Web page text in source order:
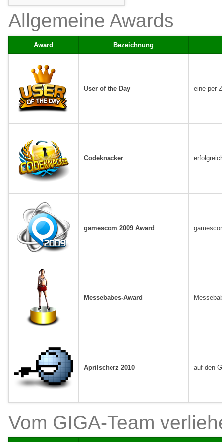
Allgemeine Awards
Award Bezeichnung
User of the Day eine per
Codeknacker
gamescom 2009 Award
Messebabes-Award
Aprilscherz 2010 auf den
Vom GIGA-Team